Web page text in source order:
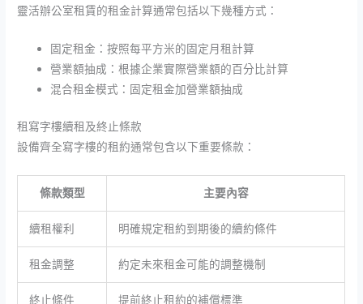
靈活辦公室租賃的租金計算通常包括以下幾種方式：
固定租金：按照每平方米的固定月租計算
營業額抽成：根據企業實際營業額的百分比計算
混合租金模式：固定租金加營業額抽成
租寫字樓續租及終止條款
設備齊全寫字樓的租約通常包含以下重要條款：
條款類型 主要內容
續租權利 明確規定租約到期後的續約條件
租金調整 約定未來租金可能的調整機制
終止條件 提前終止租約的補償標準